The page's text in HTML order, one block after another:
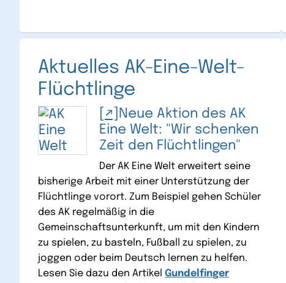
Aktuelles AK-Eine-Welt-
Flüchtlinge
Neue Aktion des AK
Eine Welt: "Wir schenken
Zeit den Flüchtlingen"
Der AK Eine Welt erweitert seine
bisherige Arbeit mit einer Unterstützung der
Flüchtlinge vorort. Zum Beispiel gehen Schüler
des AK regelmäßig in die
Gemeinschaftsunterkunft, um mit den Kindern
zu spielen, zu basteln, Fußball zu spielen, zu
joggen oder beim Deutsch lernen zu helfen.
Lesen Sie dazu den Artikel Gundelfinger